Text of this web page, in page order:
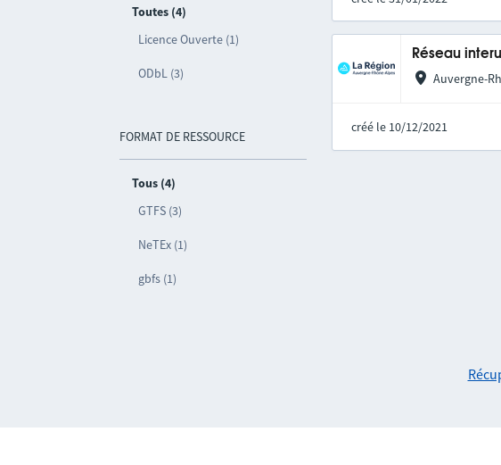
Toutes (4)
Licence Ouverte (1)
ODbL (3)
FORMAT DE RESSOURCE
Tous (4)
GTFS (3)
NeTEx (1)
gbfs (1)
Réseau
Auvergne-
créé le 10/12/2021